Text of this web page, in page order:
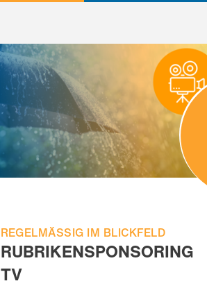
REGELMÄSSIG IM BLICKFELD
RUBRIKENSPONSORING
TV